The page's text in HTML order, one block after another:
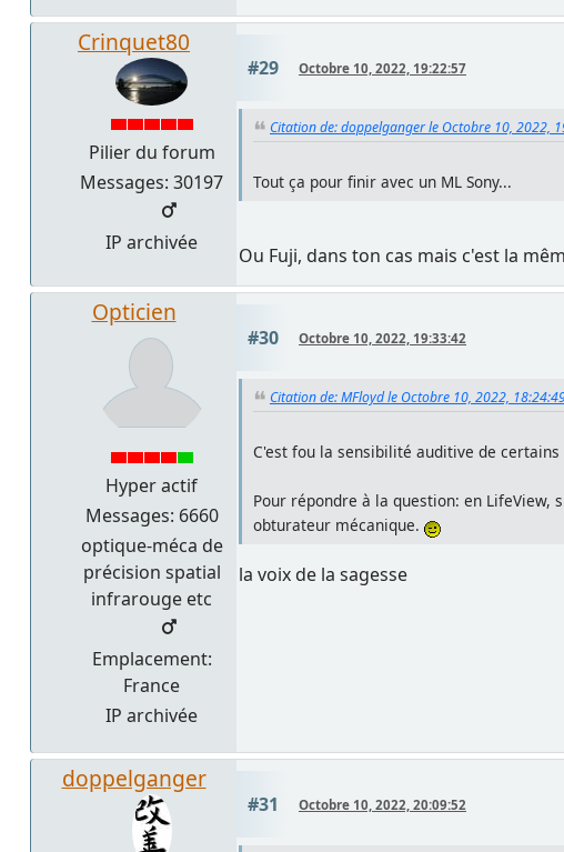
Crinquet80
Pilier du forum
Messages: 30197
IP archivée
#29 Octobre 10, 2022, 19:22:57
Citation de: doppelganger le Octobre 10, 2022,
Tout ça pour finir avec un ML Sony...
Ou Fuji, dans ton cas mais c'est la
Opticien
Hyper actif
Messages: 6660
optique-méca de
précision spatial
infrarouge etc
Emplacement:
France
IP archivée
#30 Octobre 10, 2022, 19:33:42
Citation de: MFloyd le Octobre 10, 2022,
C'est fou la sensibilité auditive de
Pour répondre à la question: en
obturateur mécanique.
la voix de la sagesse
doppelganger
#31 Octobre 10, 2022, 20:09:52